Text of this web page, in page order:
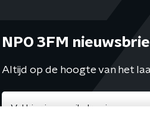
NPO 3FM
Altijd op de hoogte van het